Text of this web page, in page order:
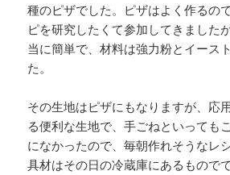
種のピザでした。ピザはよく作るの
ピを研究したくて参加してきました
当に簡単で、材料は強力粉とイース
た。
その生地はピザにもなりますが、応
る便利な生地で、手ごねといっても
になかったので、毎朝作れそうなレ
具材はその日の冷蔵庫にあるもので